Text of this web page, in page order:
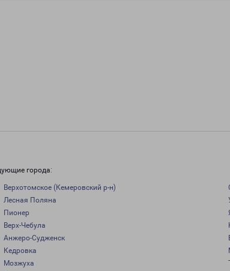
города:
Верхотомское (Кемеровский р-н)
Лесная Поляна
Пионер
Верх-Чебула
Анжеро-Судженск
Кедровка
Мозжуха